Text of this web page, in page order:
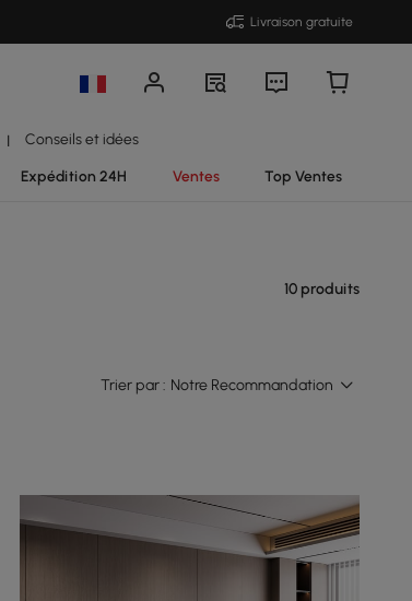
Livraison gratuite
| Conseils et idées
Expédition 24H Ventes Top Ventes
10 produits
Trier par : Notre Recommandation